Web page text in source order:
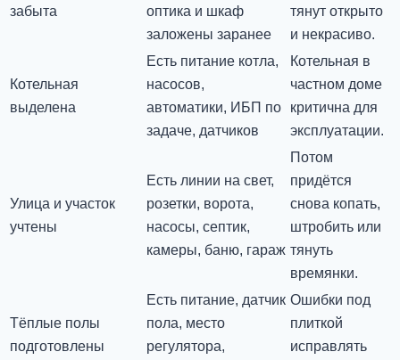
забыта
оптика и шкаф
заложены заранее
тянут открыто
и некрасиво.
Котельная
выделена
Есть питание котла,
насосов,
автоматики, ИБП по
задаче, датчиков
Котельная в
частном доме
критична для
эксплуатации.
Улица и участок
учтены
Есть линии на свет,
розетки, ворота,
насосы, септик,
камеры, баню, гараж
Потом
придётся
снова копать,
штробить или
тянуть
времянки.
Тёплые полы
подготовлены
Есть питание, датчик
пола, место
регулятора,
Ошибки под
плиткой
исправлять